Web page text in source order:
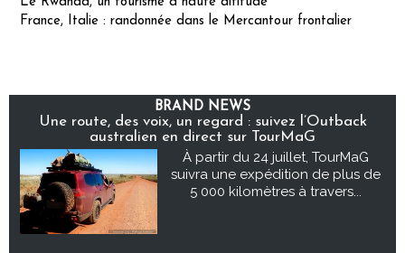
France, Italie : randonnée dans le Mercantour frontalier
BRAND NEWS
Une route, des voix, un regard : suivez l’Outback
australien en direct sur TourMaG
À partir du 24 juillet, TourMaG
suivra une expédition de plus de
5 000 kilomètres à travers...